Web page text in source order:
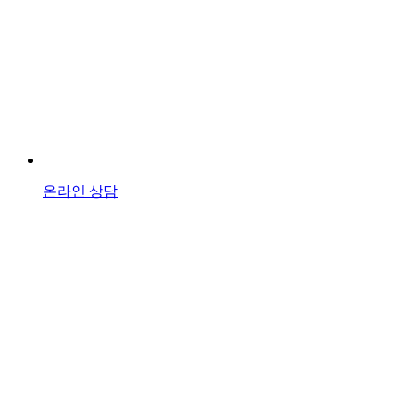
온라인 상담